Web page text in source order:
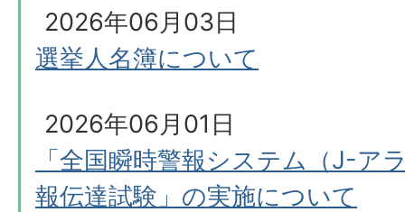
2026年06月03日
選挙人名簿について
2026年06月01日
「全国瞬時警報システム（J-ア
報伝達試験」の実施について